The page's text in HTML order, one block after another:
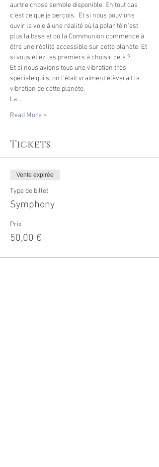
aurtre chose semble disponible. En tout cas
c'est ce que je perçois.  Et si nous pouvions
ouvir la voie à une réalité où la polarité n'est
plus la base et où la Communion commence à
être une réalité accessible sur cette planète. Et
si vous étiez les premiers à choisir celà ?
Et si nous avions tous une vibration très
spéciale qui si on l'était vraiment élèverait la
vibration de cette planète.
La…
Read More >
Tickets
Vente expirée
Type de billet
Symphony
Prix
50,00 €